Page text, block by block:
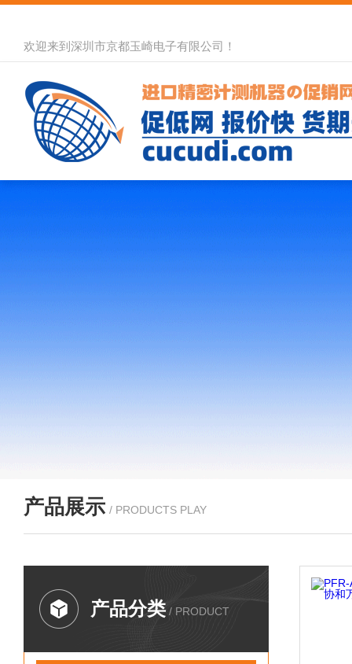
欢迎来到深圳市京都玉崎电子有限公司！
产品展示 / PRODUCTS PLAY
产品分类 / PRODUCT